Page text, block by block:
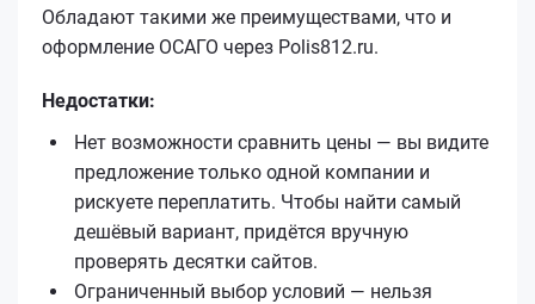
Обладают такими же преимуществами, что и
оформление ОСАГО через Polis812.ru.
Недостатки:
Нет возможности сравнить цены — вы видите
предложение только одной компании и
рискуете переплатить. Чтобы найти самый
дешёвый вариант, придётся вручную
проверять десятки сайтов.
Ограниченный выбор условий — нельзя